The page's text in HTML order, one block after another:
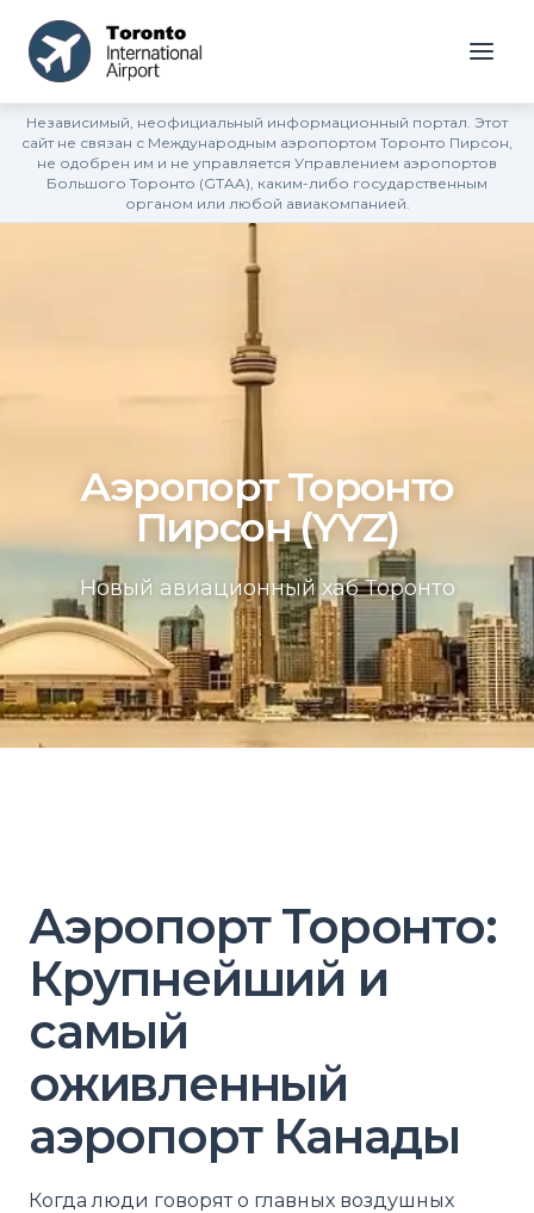
Независимый, неофициальный информационный портал. Этот
сайт не связан с Международным аэропортом Торонто Пирсон,
не одобрен им и не управляется Управлением аэропортов
Большого Торонто (GTAA), каким-либо государственным
органом или любой авиакомпанией.
Аэропорт Торонто
Пирсон (YYZ)
Новый авиационный хаб Торонто
Аэропорт Торонто:
Крупнейший и
самый
оживленный
аэропорт Канады
Когда люди говорят о главных воздушных